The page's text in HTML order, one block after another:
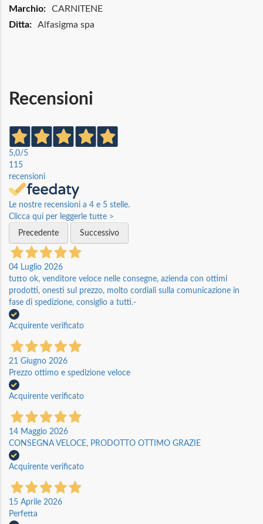
Maggiori
CARNITENE
Alfasigma spa
Recensioni
5,0/5
115
recensioni
Le nostre recensioni a 4 e 5 stelle.
Clicca qui per leggerle tutte >
Precedente
Successivo
04 Luglio 2026
tutto ok, venditore veloce nelle consegne, azienda con ottimi
prodotti, onesti sul prezzo, molto cordiali sulla comunicazione in
fase di spedizione, consiglio a tutti.-
Acquirente verificato
21 Giugno 2026
Prezzo ottimo e spedizione veloce
Acquirente verificato
14 Maggio 2026
CONSEGNA VELOCE, PRODOTTO OTTIMO GRAZIE
Acquirente verificato
15 Aprile 2026
Perfetta